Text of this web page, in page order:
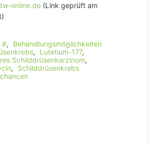
online.de (Link geprüft am
#,
Behandlungsmöglichkeiten
, Lutetium-177,
Schilddrüsenkarzinom,
,
Schilddrüsenkrebs